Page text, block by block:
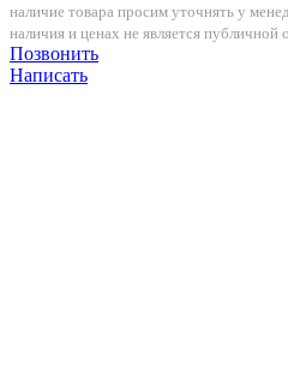
наличие товара просим уточнять у
наличия и ценах не является публичной
Позвонить
Написать